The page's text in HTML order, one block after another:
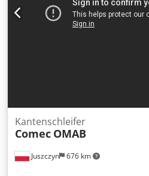
Arbeitstisches: 1000x400 mm
Schleifbandlänge: 3200 mm
13 m/min Neigung des
Juszczyn 676 km
Kantenschleifer
Comec OMAB